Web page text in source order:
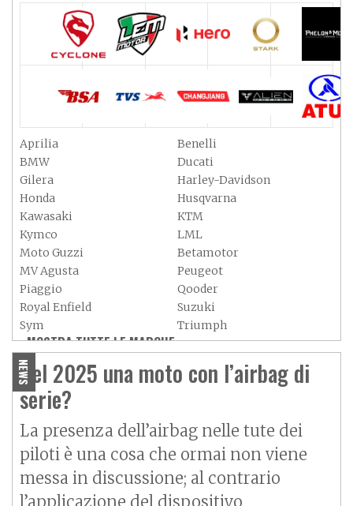
Aprilia
Benelli
BMW
Ducati
Gilera
Harley-Davidson
Honda
Husqvarna
Kawasaki
KTM
Kymco
LML
Moto Guzzi
Betamotor
MV Agusta
Peugeot
Piaggio
Qooder
Royal Enfield
Suzuki
Sym
Triumph
Vespa
Yamaha
Adiva
Aeon
Aspes
Axy
MOSTRA TUTTE LE MARCHE »
NEWS
Nel 2025 una moto con l’airbag di
serie?
La presenza dell’airbag nelle tute dei
piloti è una cosa che ormai non viene
messa in discussione; al contrario
l’applicazione del dispositivo